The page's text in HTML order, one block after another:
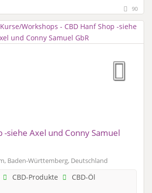
90
-siehe Axel und Conny Samuel
Baden-Württemberg, Deutschland
CBD-Produkte
CBD-Öl